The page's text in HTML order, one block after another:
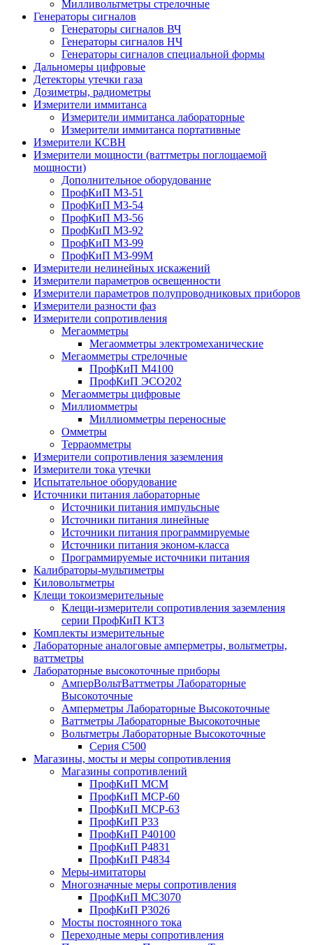
Милливольтметры стрелочные
Генераторы сигналов
Генераторы сигналов ВЧ
Генераторы сигналов НЧ
Генераторы сигналов специальной формы
Дальномеры цифровые
Детекторы утечки газа
Дозиметры, радиометры
Измерители иммитанса
Измерители иммитанса лабораторные
Измерители иммитанса портативные
Измерители КСВН
Измерители мощности (ваттметры поглощаемой
мощности)
Дополнительное оборудование
ПрофКиП М3-51
ПрофКиП М3-54
ПрофКиП М3-56
ПрофКиП М3-92
ПрофКиП М3-99
ПрофКиП М3-99М
Измерители нелинейных искажений
Измерители параметров освещенности
Измерители параметров полупроводниковых приборов
Измерители разности фаз
Измерители сопротивления
Мегаомметры
Мегаомметры электромеханические
Мегаомметры стрелочные
ПрофКиП М4100
ПрофКиП ЭСО202
Мегаомметры цифровые
Миллиомметры
Миллиомметры переносные
Омметры
Терраомметры
Измерители сопротивления заземления
Измерители тока утечки
Испытательное оборудование
Источники питания лабораторные
Источники питания импульсные
Источники питания линейные
Источники питания программируемые
Источники питания эконом-класса
Программируемые источники питания
Калибраторы-мультиметры
Киловольтметры
Клещи токоизмерительные
Клещи-измерители сопротивления заземления
серии ПрофКиП КТЗ
Комплекты измерительные
Лабораторные аналоговые амперметры, вольтметры,
ваттметры
Лабораторные высокоточные приборы
АмперВольтВаттметры Лабораторные
Высокоточные
Амперметры Лабораторные Высокоточные
Ваттметры Лабораторные Высокоточные
Вольтметры Лабораторные Высокоточные
Серия С500
Магазины, мосты и меры сопротивления
Магазины сопротивлений
ПрофКиП МСМ
ПрофКиП МСР-60
ПрофКиП МСР-63
ПрофКиП Р33
ПрофКиП Р40100
ПрофКиП Р4831
ПрофКиП Р4834
Меры-имитаторы
Многозначные меры сопротивления
ПрофКиП МС3070
ПрофКиП Р3026
Мосты постоянного тока
Переходные меры сопротивления